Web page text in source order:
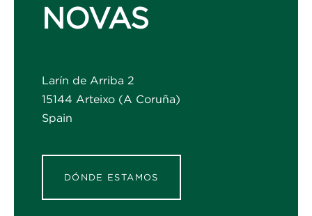
NOVAS
Larín de Arriba 2
15144 Arteixo (A Coruña)
Spain
DÓNDE ESTAMOS